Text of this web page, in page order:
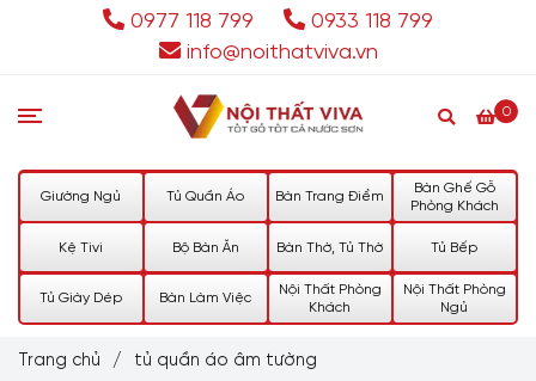
0977 118 799
0933 118 799
info@noithatviva.vn
0
Giường Ngủ Tủ Quần Áo Bàn Trang Điểm
Bàn Ghế Gỗ
Phòng Khách
Kệ Tivi Bộ Bàn Ăn Bàn Thờ, Tủ Thờ Tủ Bếp
Tủ Giày Dép Bàn Làm Việc
Nội Thất Phòng
Khách
Nội Thất Phòng
Ngủ
Trang chủ / tủ quần áo âm tường